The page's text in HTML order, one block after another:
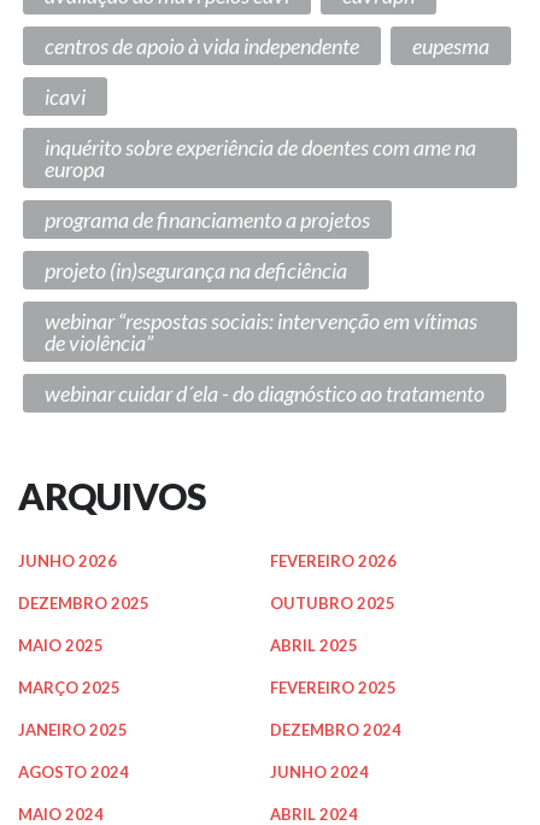
centros de apoio à vida independente
eupesma
icavi
inquérito sobre experiência de doentes com ame na
europa
programa de financiamento a projetos
projeto (in)segurança na deficiência
webinar “respostas sociais: intervenção em vítimas
de violência”
webinar cuidar d´ela - do diagnóstico ao tratamento
ARQUIVOS
JUNHO 2026 FEVEREIRO 2026
DEZEMBRO 2025 OUTUBRO 2025
MAIO 2025 ABRIL 2025
MARÇO 2025 FEVEREIRO 2025
JANEIRO 2025 DEZEMBRO 2024
AGOSTO 2024 JUNHO 2024
MAIO 2024 ABRIL 2024